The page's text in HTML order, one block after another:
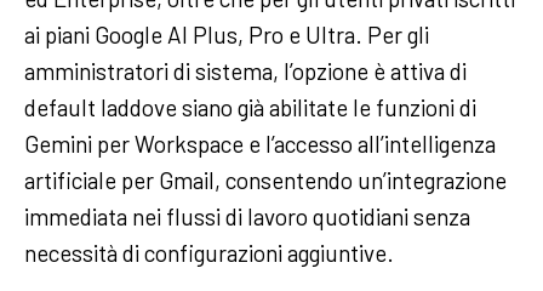
ai piani Google AI Plus, Pro e Ultra. Per gli
amministratori di sistema, l’opzione è attiva di
default laddove siano già abilitate le funzioni di
Gemini per Workspace e l’accesso all’intelligenza
artificiale per Gmail, consentendo un’integrazione
immediata nei flussi di lavoro quotidiani senza
necessità di configurazioni aggiuntive.